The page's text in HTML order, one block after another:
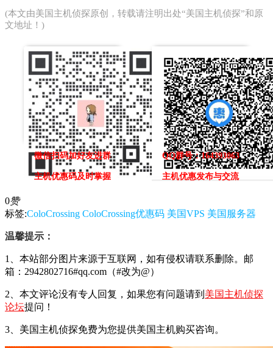
(本文由美国主机侦探原创，转载请注明出处“美国主机侦探”和原
文地址！)
微信扫码加好友进群
主机优惠码及时掌握
QQ群号：164393063
主机优惠发布与交流
0赞
标签:ColoCrossing ColoCrossing优惠码 美国VPS 美国服务器
温馨提示：
1、本站部分图片来源于互联网，如有侵权请联系删除。邮
箱：2942802716#qq.com（#改为@）
2、本文评论没有专人回复，如果您有问题请到 美国主机侦探
论坛提问！
3、美国主机侦探免费为您提供美国主机购买咨询。